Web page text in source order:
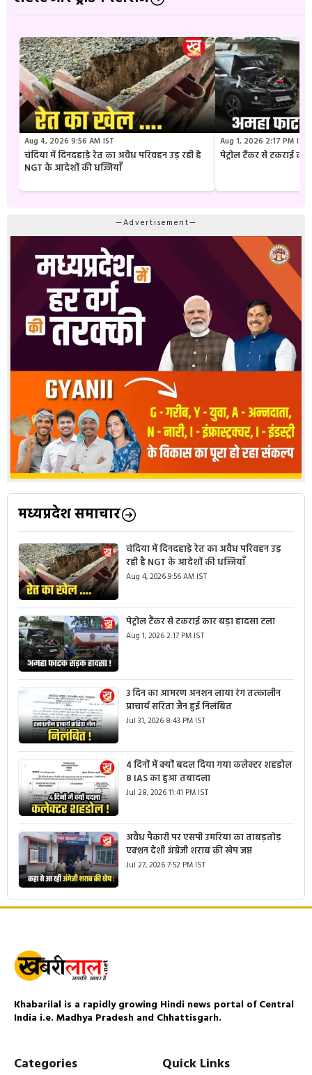
Aug 4, 2026 9:56 AM IST
चंदिया में दिनदहाड़े रेत का अवैध परिवहन उड़ रही है
NGT के आदेशों की धज्जियाँ
Aug 1, 2026 2:17 PM IST
पेट्रोल टैंकर से टकराई
—Advertisement—
मध्यप्रदेश समाचार
चंदिया में दिनदहाड़े रेत का अवैध परिवहन उड़
रही है NGT के आदेशों की धज्जियाँ
Aug 4, 2026 9:56 AM IST
पेट्रोल टैंकर से टकराई कार बड़ा हादसा टला
Aug 1, 2026 2:17 PM IST
3 दिन का आमरण अनशन लाया रंग तत्कालीन
प्राचार्य सरिता जैन हुई निलंबित
Jul 31, 2026 8:43 PM IST
4 दिनों में क्यों बदल दिया गया कलेक्टर शहडोल
8 IAS का हुआ तबादला
Jul 28, 2026 11:41 PM IST
अवैध पैकारी पर एसपी उमरिया का ताबड़तोड़
एक्शन देशी अंग्रेजी शराब की खेप जप्त
Jul 27, 2026 7:52 PM IST
Khabarilal is a rapidly growing Hindi news portal of Central
India i.e. Madhya Pradesh and Chhattisgarh.
Categories Quick Links